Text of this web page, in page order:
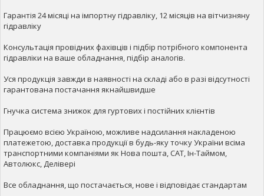
Гарантія 24 місяці на імпортну гідравліку, 12 місяців на вітчизняну
гідравліку
Консультація провідних фахівців і підбір потрібного компонента
гідравліки на ваше обладнання, підбір аналогів.
Уся продукція завжди в наявності на складі або в разі відсутності
гарантована постачання якнайшвидше
Гнучка система знижок для гуртових і постійних клієнтів
Працюємо всією Україною, можливе надсилання накладеною
платежетою, доставка продукції в будь-яку точку України всіма
транспортними компаніями як Нова пошта, САТ, Ін-Таймом,
Автолюкс, Делівері
Все обладнання, що постачається, нове і відповідає стандартам